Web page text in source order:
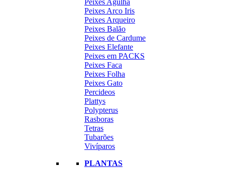
Peixes Arco Iris
Peixes Arqueiro
Peixes Balão
Peixes de Cardume
Peixes Elefante
Peixes em PACKS
Peixes Faca
Peixes Folha
Peixes Gato
Percideos
Plattys
Polypterus
Rasboras
Tetras
Tubarões
Vivíparos
PLANTAS